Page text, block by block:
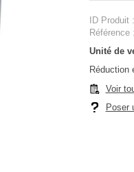
ID Produit
Unité de
Réduction
Voir
Poser